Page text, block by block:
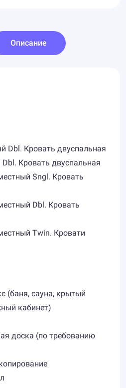
Описание
Dbl. Кровать двуспальная
Кровать двуспальная
Sngl. Кровать
Dbl. Кровать
Twin. Кровати
(баня, сауна, крытый
кабинет)
доска (по требованию